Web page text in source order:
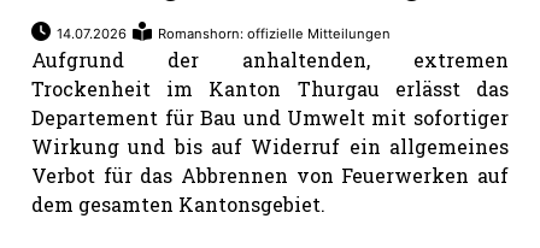
14.07.2026 Romanshorn: offizielle Mitteilungen
Aufgrund der anhaltenden, extremen
Trockenheit im Kanton Thurgau erlässt das
Departement für Bau und Umwelt mit sofortiger
Wirkung und bis auf Widerruf ein allgemeines
Verbot für das Abbrennen von Feuerwerken auf
dem gesamten Kantonsgebiet.